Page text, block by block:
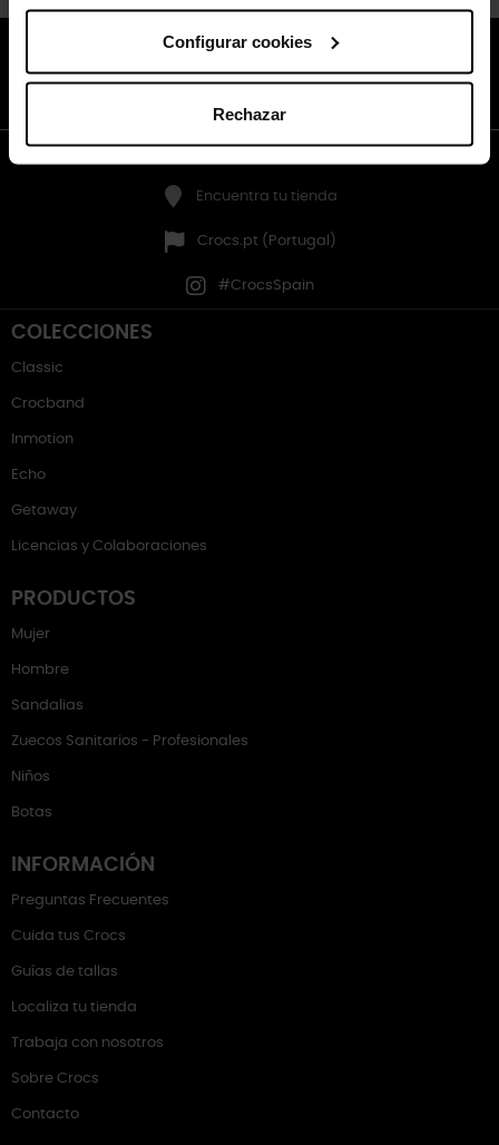
Configurar cookies
Rechazar
Únete al Club de Crocs™ y disfruta de un 10% descuento en tu
Suscríbete Ya!
Encuentra tu tienda
Crocs.pt (Portugal)
#CrocsSpain
COLECCIONES
Classic
Crocband
Inmotion
Echo
Getaway
Licencias y Colaboraciones
PRODUCTOS
Mujer
Hombre
Sandalias
Zuecos Sanitarios - Profesionales
Niños
Botas
INFORMACIÓN
Preguntas Frecuentes
Cuida tus Crocs
Guías de tallas
Localiza tu tienda
Trabaja con nosotros
Sobre Crocs
Contacto